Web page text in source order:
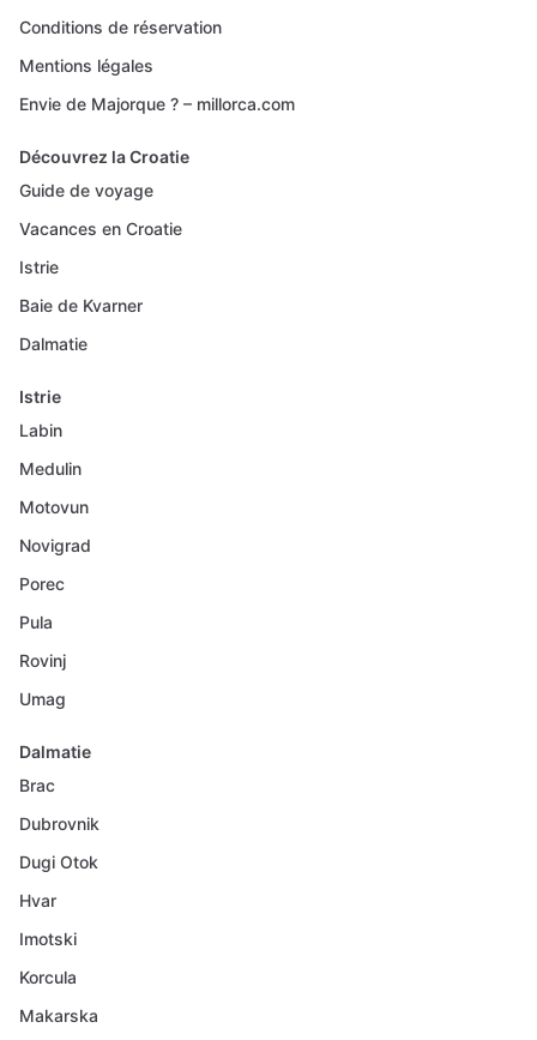
Conditions de réservation
Mentions légales
Envie de Majorque ? – millorca.com
Découvrez la Croatie
Guide de voyage
Vacances en Croatie
Istrie
Baie de Kvarner
Dalmatie
Istrie
Labin
Medulin
Motovun
Novigrad
Porec
Pula
Rovinj
Umag
Dalmatie
Brac
Dubrovnik
Dugi Otok
Hvar
Imotski
Korcula
Makarska